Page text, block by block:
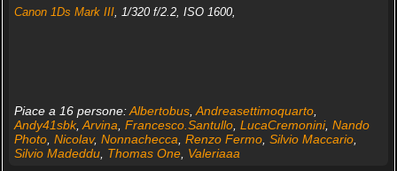
Canon 1Ds Mark III, 1/320 f/2.2, ISO 1600,
Piace a 16 persone:Albertobus, Andreasettimoquarto,
Andy41sbk, Arvina Francesco.Santullo, LucaCremonini, Nando
Photo, Nicolav, Nonnachecca Renzo Fermo, Silvio Maccario,
Silvio Madeddu, Thomas One, Valeriaaa